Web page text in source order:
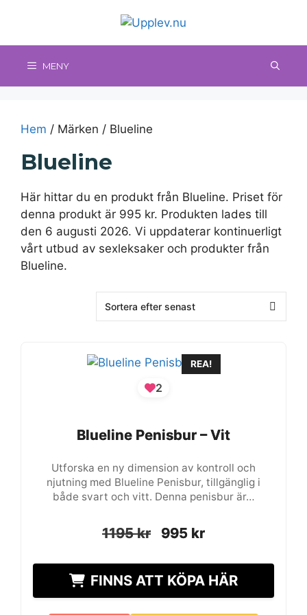
innehåll
MENY
Hem / Märken / Blueline
Blueline
Här hittar du en produkt från Blueline. Priset för
denna produkt är 995 kr. Produkten lades till
den 6 augusti 2026. Vi uppdaterar kontinuerligt
vårt utbud av sexleksaker och produkter från
Blueline.
REA!
2
Blueline Penisbur – Vit
Blueline Penisbur – Vit
Utforska en ny dimension av kontroll och
njutning med Blueline Penisbur, tillgänglig i
både svart och vitt. Denna penisbur är…
1195kr
Det
priset
var:
995 krDet
priset
är:
1195kr
Det
priset
var:
995 krDet
priset
är:
FINNS ATT KÖPA HÄR